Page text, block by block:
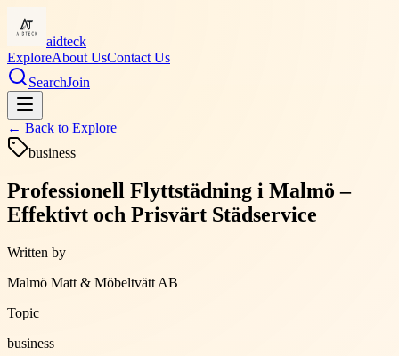
aidteck
ExploreAbout UsContact Us
SearchJoin
← Back to Explore
business
Professionell Flyttstädning i Malmö –
Effektivt och Prisvärt Städservice
Written by
Malmö Matt & Möbeltvätt AB
Topic
business